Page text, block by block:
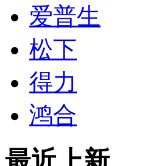
爱普生
松下
得力
鸿合